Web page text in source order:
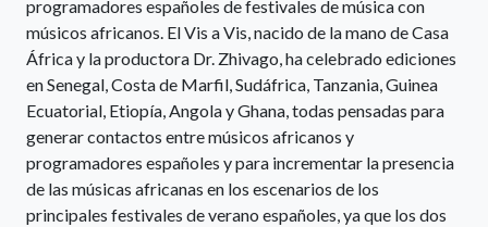
programadores españoles de festivales de música con
músicos africanos. El Vis a Vis, nacido de la mano de Casa
África y la productora Dr. Zhivago, ha celebrado ediciones
en Senegal, Costa de Marfil, Sudáfrica, Tanzania, Guinea
Ecuatorial, Etiopía, Angola y Ghana, todas pensadas para
generar contactos entre músicos africanos y
programadores españoles y para incrementar la presencia
de las músicas africanas en los escenarios de los
principales festivales de verano españoles, ya que los dos